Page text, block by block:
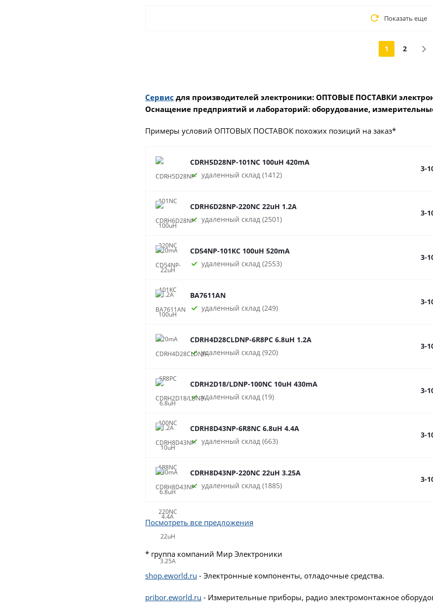
Показать еще
1 2
Сервис для производителей электроники: ОПТОВЫЕ ПОСТАВКИ
Оснащение предприятий и лабораторий: оборудование,
Примеры условий ОПТОВЫХ ПОСТАВОК похожих позиций на заказ*
CDRH5D28NP-101NC 100uH 420mA
удаленный склад (1412)
3-
CDRH6D28NP-220NC 22uH 1.2A
удаленный склад (2501)
3-
CD54NP-101KC 100uH 520mA
удаленный склад (2553)
3-
BA7611AN
удаленный склад (249)
3-
CDRH4D28CLDNP-6R8PC 6.8uH 1.2A
удаленный склад (920)
3-
CDRH2D18/LDNP-100NC 10uH 430mA
удаленный склад (19)
3-
CDRH8D43NP-6R8NC 6.8uH 4.4A
удаленный склад (663)
3-
CDRH8D43NP-220NC 22uH 3.25A
удаленный склад (1885)
3-
Посмотреть все предложения
* группа компаний Мир Электроники
shop.eworld.ru - Электронные компоненты, отладочные средства.
pribor.eworld.ru - Измерительные приборы, радио электромонтажное